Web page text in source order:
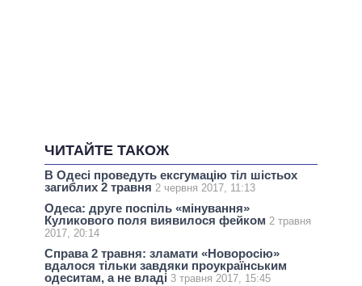
ЧИТАЙТЕ ТАКОЖ
В Одесі проведуть ексгумацію тіл шістьох
загиблих 2 травня 2 червня 2017, 11:13
Одеса: друге поспіль «мінування»
Куликового поля виявилося фейком 2 травня
2017, 20:14
Справа 2 травня: зламати «Новоросію»
вдалося тільки завдяки проукраїнським
одеситам, а не владі 3 травня 2017, 15:45